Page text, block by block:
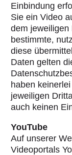
Einbindung
Sie ein Video
dem jeweiligen
bestimmte,
diese
Daten gelten
haben
jeweiligen
auch keinen
YouTube
Auf unserer
Videoportals